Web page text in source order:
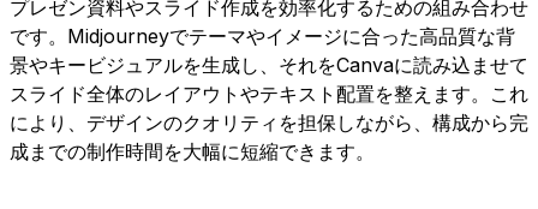
プレゼン資料やスライド作成を効率化するための組み合わせ
です。Midjourneyでテーマやイメージに合った高品質な背
景やキービジュアルを生成し、それをCanvaに読み込ませて
スライド全体のレイアウトやテキスト配置を整えます。これ
により、デザインのクオリティを担保しながら、構成から完
成までの制作時間を大幅に短縮できます。